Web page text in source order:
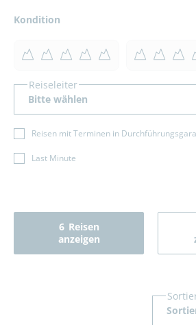
Kondition
Reiseleiter
Bitte wählen
Reisen mit Terminen in
Last Minute
6 Reisen
anzeigen